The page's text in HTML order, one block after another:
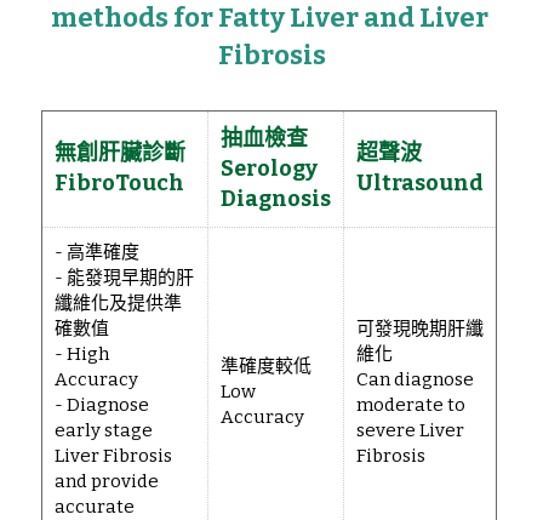
methods for Fatty Liver and Liver
Fibrosis
無創肝臟診斷
FibroTouch
抽血檢查
Serology
Diagnosis
超聲波
Ultrasound
- 高準確度
- 能發現早期的肝
纖維化及提供準
確數值
- High
Accuracy
- Diagnose
early stage
Liver Fibrosis
and provide
accurate
準確度較低
Low
Accuracy
可發現晚期肝纖
維化
Can diagnose
moderate to
severe Liver
Fibrosis